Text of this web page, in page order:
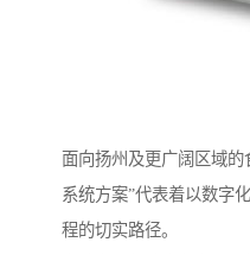
面向扬州及更广阔区域
系统方案”代表着以数字
程的切实路径。